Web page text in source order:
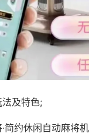
及特色;
·简约休闲自动麻将